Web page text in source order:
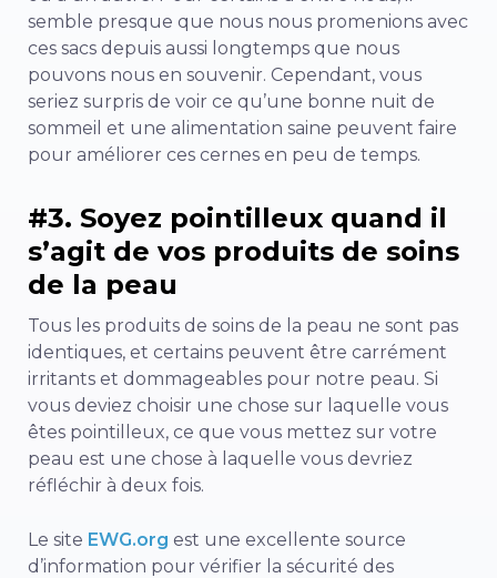
semble presque que nous nous promenions avec
ces sacs depuis aussi longtemps que nous
pouvons nous en souvenir. Cependant, vous
seriez surpris de voir ce qu’une bonne nuit de
sommeil et une alimentation saine peuvent faire
pour améliorer ces cernes en peu de temps.
#3. Soyez pointilleux quand il
s’agit de vos produits de soins
de la peau
Tous les produits de soins de la peau ne sont pas
identiques, et certains peuvent être carrément
irritants et dommageables pour notre peau. Si
vous deviez choisir une chose sur laquelle vous
êtes pointilleux, ce que vous mettez sur votre
peau est une chose à laquelle vous devriez
réfléchir à deux fois.
Le site EWG.org est une excellente source
d’information pour vérifier la sécurité des